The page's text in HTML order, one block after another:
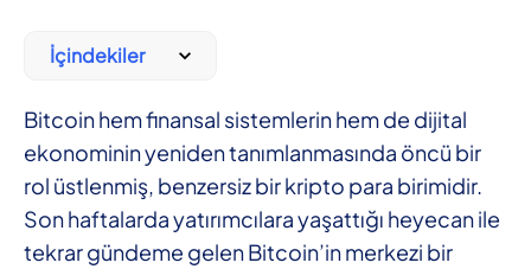
İçindekiler
Bitcoin hem finansal sistemlerin hem de dijital
ekonominin yeniden tanımlanmasında öncü bir
rol üstlenmiş, benzersiz bir kripto para birimidir.
Son haftalarda yatırımcılara yaşattığı heyecan ile
tekrar gündeme gelen Bitcoin’in merkezi bir